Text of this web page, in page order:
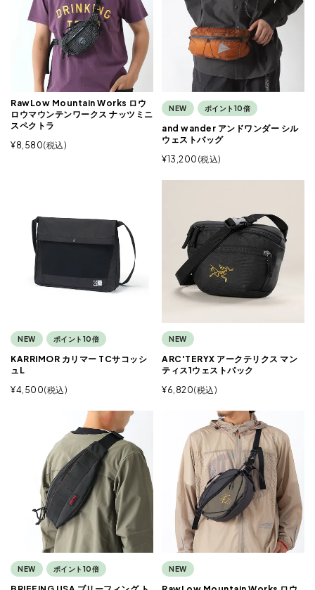
RawLow Mountain Works ロウ
ロウマウンテンワークス ナッツミニ
スペクトラ
¥8,580 税込
NEW ポイント10倍
and wander アンドワンダー シル
ウェストバッグ
¥13,200 税込
NEW ポイント10倍
KARRIMOR カリマー TCサコッシ
ュL
¥4,500 税込
NEW
ARC'TERYX アークテリクス マン
ティス1ウェストパック
¥6,820 税込
NEW ポイント10倍 NEW